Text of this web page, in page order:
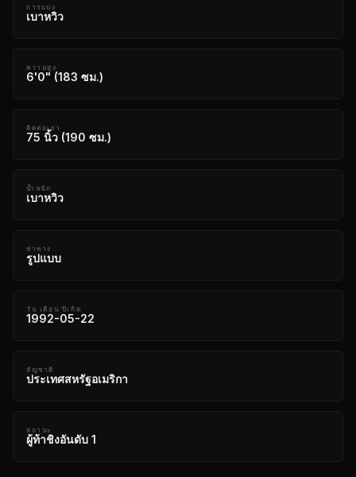
การแบ่ง
เบาหวิว
ความสูง
6'0" (183 ซม.)
ติดต่อเรา
75 นิ้ว (190 ซม.)
น้ำหนัก
เบาหวิว
ท่าทาง
รูปแบบ
วัน เดือน ปีเกิด
1992-05-22
สัญชาติ
ประเทศสหรัฐอเมริกา
สถานะ
ผู้ท้าชิงอันดับ 1